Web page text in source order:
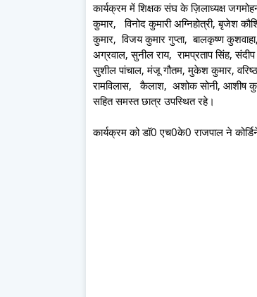
कार्यक्रम में शिक्षक संघ के ज़िलाध्यक्ष
कुमार, विनोद कुमारी अग्निहोत्री, बृजेश
कुमार, विजय कुमार गुप्ता, बालकृष्ण
अग्रवाल, सुनील राय, रामप्रताप सिंह,
सुशील पांचाल, मंजू गौतम, मुकेश कुमार, वरिष्ठ
रामविलास, कैलाश, अशोक सोनी, आशीष
सहित समस्त छात्र उपस्थित रहे।
कार्यक्रम को डॉ0 एच0के0 राजपाल ने